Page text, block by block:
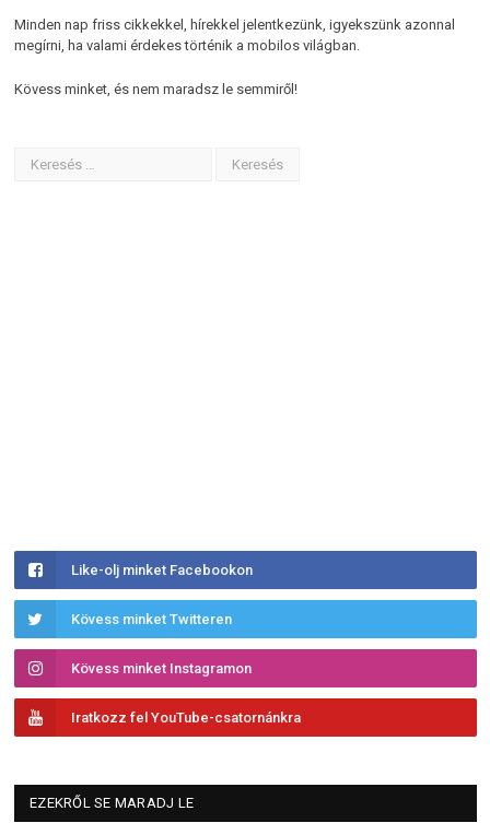
Minden nap friss cikkekkel, hírekkel jelentkezünk, igyekszünk azonnal
megírni, ha valami érdekes történik a mobilos világban.
Kövess minket, és nem maradsz le semmiről!
Like-olj minket Facebookon
Kövess minket Twitteren
Kövess minket Instagramon
Iratkozz fel YouTube-csatornánkra
EZEKRŐL SE MARADJ LE